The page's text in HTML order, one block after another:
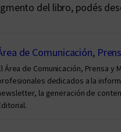
del libro, podés
de Comunicación,
Área de Comunicación, Prensa
dedicados a la
la generación de